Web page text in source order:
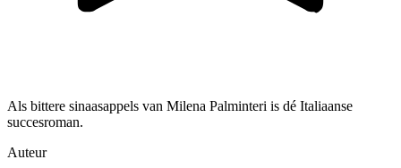
Als bittere sinaasappels van Milena Palminteri is dé Italiaanse
succesroman.
Auteur